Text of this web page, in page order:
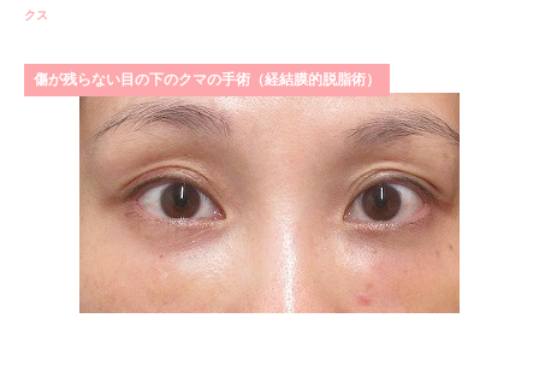
クス
傷が残らない目の下のクマの手術（経結膜的脱脂術）